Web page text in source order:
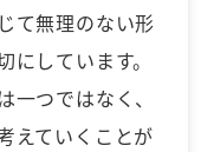
て無理のない形
しています。
つではなく、
えていくことが